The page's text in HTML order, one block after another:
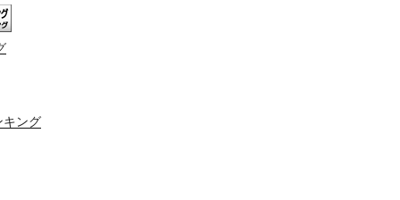
キング